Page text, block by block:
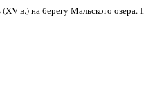
в.) на берегу Мальского озера.